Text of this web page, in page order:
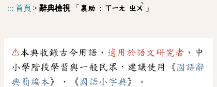
::: 首頁 > 辭典檢視「 襄助 : ㄒㄧㄤ ㄓㄨ
ˋ
」
⚠本典收錄古今用語， 適用於語文研究者 ，中
小學階段學習與一般民眾，建議使用《 國語辭
典簡編本》、《 國語小字典》。